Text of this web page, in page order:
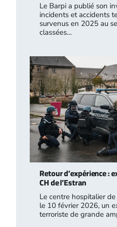
Le Barpi a publié son
incidents et accidents
survenus en 2025 au
classées…
Retour d’expérience :
CH de l’Estran
Le centre hospitalier de
le 10 février 2026, un
terroriste de grande